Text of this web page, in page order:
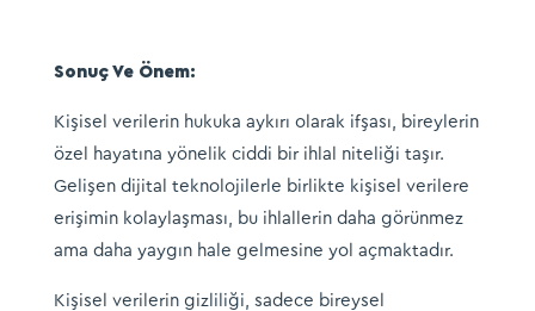
Sonuç Ve Önem:
Kişisel verilerin hukuka aykırı olarak ifşası, bireylerin
özel hayatına yönelik ciddi bir ihlal niteliği taşır.
Gelişen dijital teknolojilerle birlikte kişisel verilere
erişimin kolaylaşması, bu ihlallerin daha görünmez
ama daha yaygın hale gelmesine yol açmaktadır.
Kişisel verilerin gizliliği, sadece bireysel